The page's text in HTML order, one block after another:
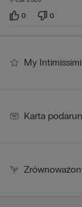
0 0
My Intimissimi
Karta